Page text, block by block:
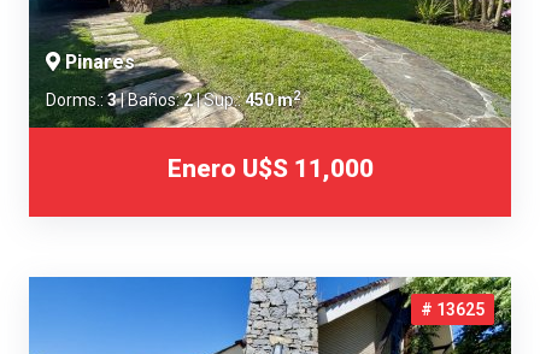
Pinares
Dorms.:3| Baños:2| Sup.:450 m2
Enero U$S 11,000
# 13625